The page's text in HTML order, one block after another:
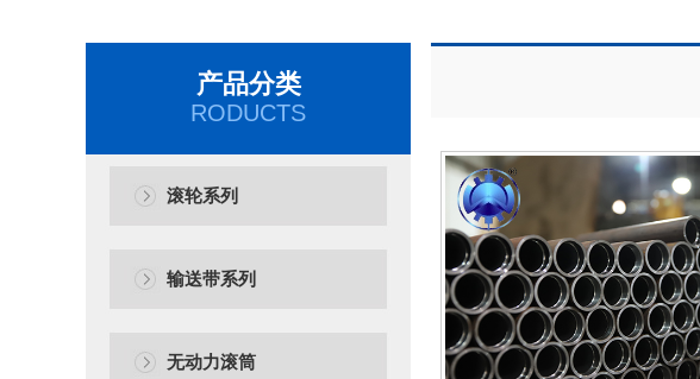
产品分类
RODUCTS
滚轮系列
输送带系列
无动力滚筒